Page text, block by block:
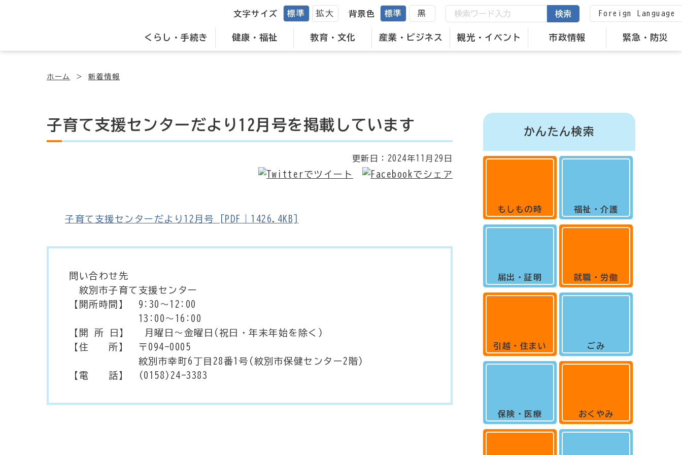
くらし・手続き 健康・福祉 教育・文化 産業・ビジネス 観光・イベント 市政情報 緊急・防災
文字サイズ 標準 拡大 背景色 標準 黒 検索 Foreign Language
ホーム 新着情報
子育て支援センターだより12月号を掲載しています
更新日： 2024年11月29日
子育て支援センターだより12月号 [PDF｜1426.4KB]
問い合わせ先
紋別市子育て支援センター
【開所時間】 9:30～12:00
13:00～16:00
【開 所 日】 月曜日～金曜日(祝日・年末年始を除く)
【住 所】 〒094-0005
紋別市幸町6丁目28番1号(紋別市保健センター2階)
【電 話】 (0158)24-3383
かんたん検索
もしもの時
届出・証明
引越・住まい
保険・医療
福祉・介護
就職・労働
ごみ
おくやみ